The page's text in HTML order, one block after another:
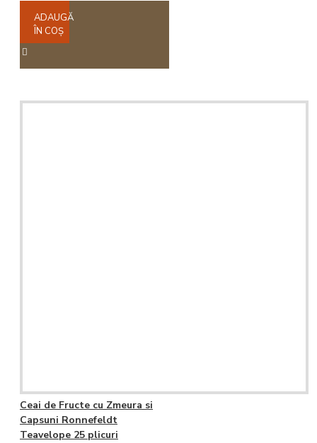
ADAUGĂ
ÎN COŞ
Ceai de Fructe cu Zmeura si
Capsuni Ronnefeldt
Teavelope 25 plicuri